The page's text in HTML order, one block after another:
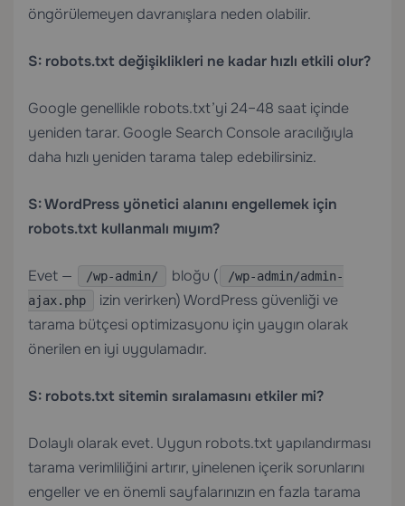
öngörülemeyen davranışlara neden olabilir.
S: robots.txt değişiklikleri ne kadar hızlı etkili olur?
Google genellikle robots.txt’yi 24–48 saat içinde
yeniden tarar. Google Search Console aracılığıyla
daha hızlı yeniden tarama talep edebilirsiniz.
S: WordPress yönetici alanını engellemek için
robots.txt kullanmalı mıyım?
Evet — /wp-admin/ bloğu (
/wp-admin/admin-
ajax.php
izin verirken) WordPress güvenliği ve
tarama bütçesi optimizasyonu için yaygın olarak
önerilen en iyi uygulamadır.
S: robots.txt sitemin sıralamasını etkiler mi?
Dolaylı olarak evet. Uygun robots.txt yapılandırması
tarama verimliliğini artırır, yinelenen içerik sorunlarını
engeller ve en önemli sayfalarınızın en fazla tarama